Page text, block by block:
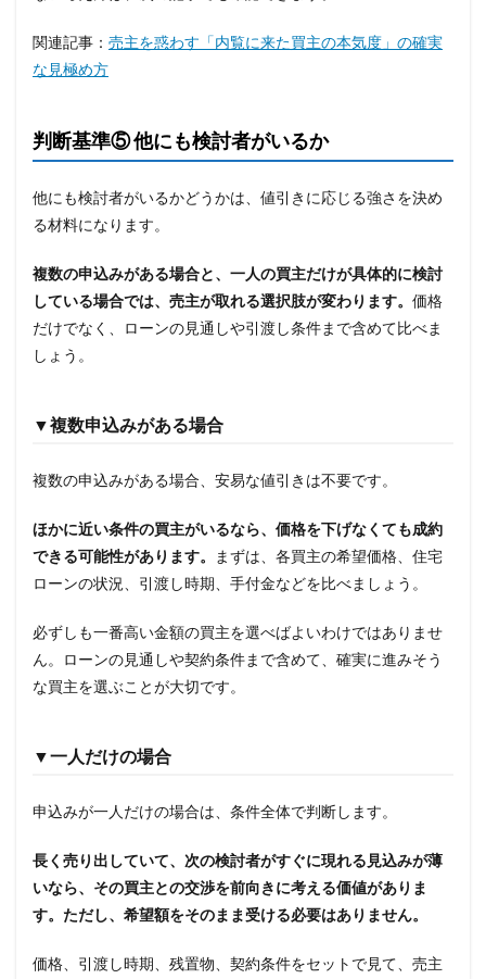
関連記事： 売主を惑わす「内覧に来た買主の本気度」の確実
な見極め方
判断基準⑤ 他にも検討者がいるか
他にも検討者がいるかどうかは、値引きに応じる強さを決め
る材料になります。
複数の申込みがある場合と、一人の買主だけが具体的に検討
している場合では、売主が取れる選択肢が変わります。 価格
だけでなく、ローンの見通しや引渡し条件まで含めて比べま
しょう。
▼複数申込みがある場合
複数の申込みがある場合、安易な値引きは不要です。
ほかに近い条件の買主がいるなら、価格を下げなくても成約
できる可能性があります。
まずは、各買主の希望価格、住宅
ローンの状況、引渡し時期、手付金などを比べましょう。
必ずしも一番高い金額の買主を選べばよいわけではありませ
ん。ローンの見通しや契約条件まで含めて、確実に進みそう
な買主を選ぶことが大切です。
▼一人だけの場合
申込みが一人だけの場合は、条件全体で判断します。
長く売り出していて、次の検討者がすぐに現れる見込みが薄
いなら、その買主との交渉を前向きに考える価値がありま
す。ただし、希望額をそのまま受ける必要はありません。
価格、引渡し時期、残置物、契約条件をセットで見て、売主